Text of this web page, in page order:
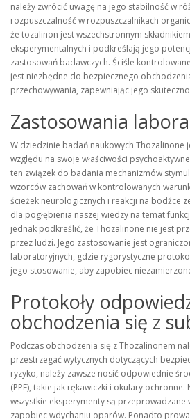
należy zwrócić uwagę na jego stabilność w
rozpuszczalność w rozpuszczalnikach
że tozalinon jest wszechstronnym
eksperymentalnych i podkreślają jego
zastosowań badawczych. Ściśle
jest niezbędne do bezpiecznego
przechowywania, zapewniając jego
Zastosowania
W dziedzinie badań naukowych Thozalinone
względu na swoje właściwości
ten związek do badania mechanizmów
wzorców zachowań w kontrolowanych
ścieżek neurologicznych i reakcji na bodźce
dla pogłębienia naszej wiedzy na temat
jednak podkreślić, że Thozalinone nie jest
przez ludzi. Jego zastosowanie jest
laboratoryjnych, gdzie rygorystyczne
jego stosowanie, aby zapobiec
Protokoły
obchodzenia się z
Podczas obchodzenia się z Thozalinonem
przestrzegać wytycznych dotyczących
ryzyko, należy zawsze nosić odpowiednie
(PPE), takie jak rękawiczki i okulary ochronne.
wszystkie eksperymenty są przeprowadzane
zapobiec wdychaniu oparów. Ponadto